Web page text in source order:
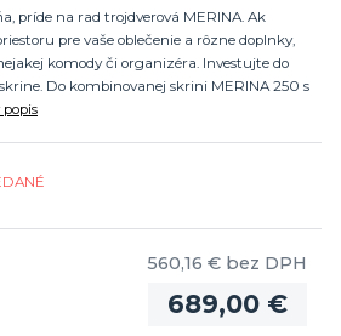
príde na rad trojdverová MERINA. Ak
pre vaše oblečenie a rôzne doplnky,
komody či organizéra. Investujte do
Do kombinovanej skrini MERINA 250 s
popis
689,00 €
560,16 € bez DPH